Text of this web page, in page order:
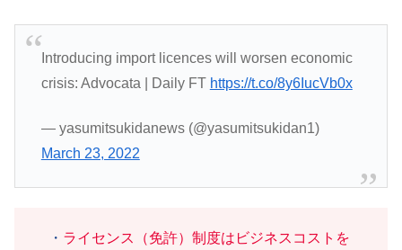
Introducing import licences will worsen economic
crisis: Advocata | Daily FT https://t.co/8y6IucVb0x
— yasumitsukidanews (@yasumitsukidan1)
March 23, 2022
・ ライセンス（免許）制度はビジネスコストを